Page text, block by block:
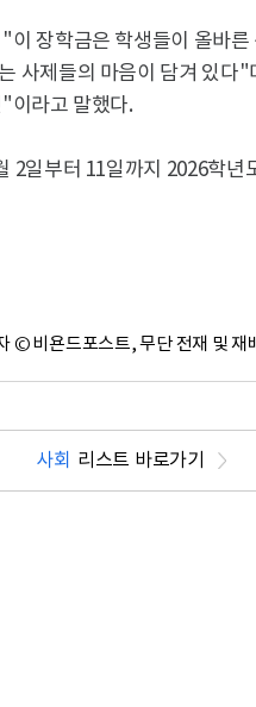
장학금은 학생들이 올바
사제들의 마음이 담겨 있다
이라고 말했다.
2일부터 11일까지 2026학년
© 비욘드포스트, 무단 전재 및 재
사회 리스트 바로가기